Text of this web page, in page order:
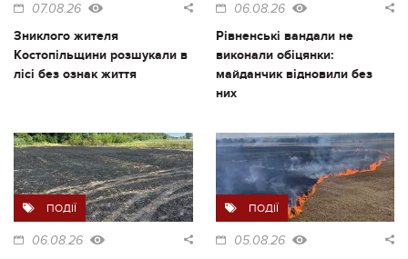
07.08.26
Зниклого жителя
Костопільщини розшукали в
лісі без ознак життя
06.08.26
Рівненські вандали не
виконали обіцянки:
майданчик відновили без
них
ПОДІЇ
06.08.26
ПОДІЇ
05.08.26